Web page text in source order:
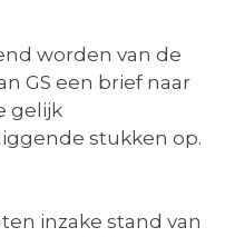
worden van de
GS een brief naar
gelijk
stukken op.
inzake stand van